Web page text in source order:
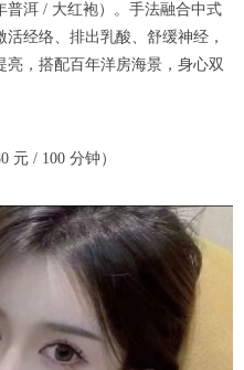
普洱 / 大红袍）。手法融合中式
经络、排出乳酸、舒缓神经，
，搭配百年洋房海景，身心双
/ 100 分钟）